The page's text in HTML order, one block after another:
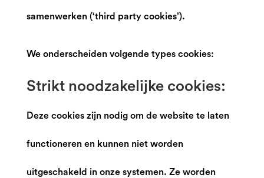
samenwerken (‘third party cookies’).
We onderscheiden volgende types cookies:
Strikt noodzakelijke cookies:
Deze cookies zijn nodig om de website te laten
functioneren en kunnen niet worden
uitgeschakeld in onze systemen. Ze worden